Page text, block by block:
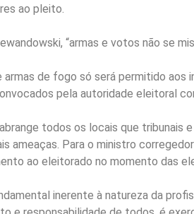
ao pleito.
“armas e votos não se
de fogo só será permitido
pela autoridade eleitoral
todos os locais que
ameaças. Para o ministro
ao eleitorado no momento das
inerente à natureza da